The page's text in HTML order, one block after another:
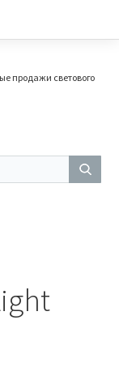
продажи светового